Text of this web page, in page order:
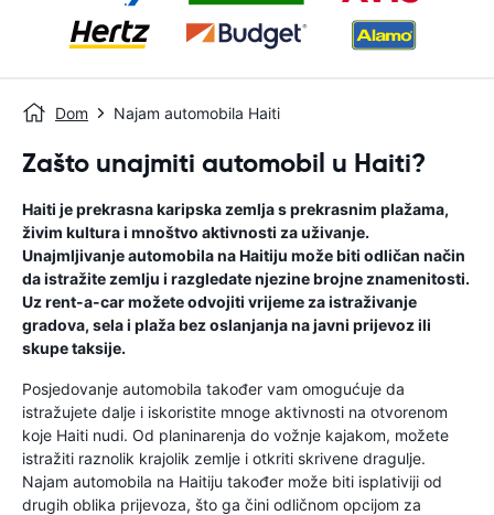
Dom Najam automobila Haiti
Zašto unajmiti automobil u Haiti?
Haiti je prekrasna karipska zemlja s prekrasnim plažama,
živim kultura i mnoštvo aktivnosti za uživanje.
Unajmljivanje automobila na Haitiju može biti odličan način
da istražite zemlju i razgledate njezine brojne znamenitosti.
Uz rent-a-car možete odvojiti vrijeme za istraživanje
gradova, sela i plaža bez oslanjanja na javni prijevoz ili
skupe taksije.
Posjedovanje automobila također vam omogućuje da
istražujete dalje i iskoristite mnoge aktivnosti na otvorenom
koje Haiti nudi. Od planinarenja do vožnje kajakom, možete
istražiti raznolik krajolik zemlje i otkriti skrivene dragulje.
Najam automobila na Haitiju također može biti isplativiji od
drugih oblika prijevoza, što ga čini odličnom opcijom za